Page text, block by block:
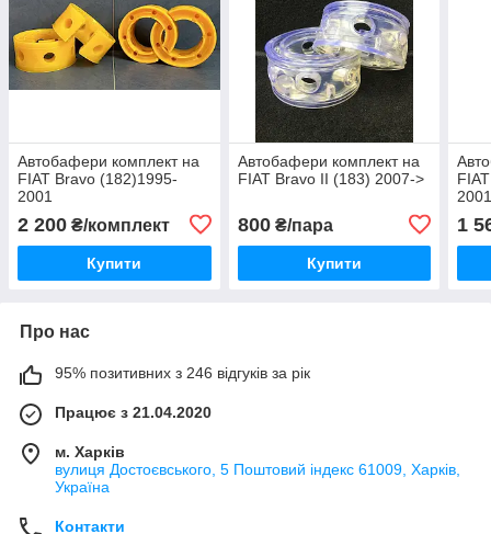
Автобафери комплект на
FIAT Bravo (182)1995-
2001
2 200 ₴/комплект
Купити
Автобафери комплект на
FIAT Bravo II (183) 2007->
800₴/пара
Купити
1
Про нас
95% позитивних з 246 відгуків за рік
Працює з 21.04.2020
м. Харків
вулиця Достоєвського, 5 Поштовий індекс 61009, Харків,
Україна
Контакти